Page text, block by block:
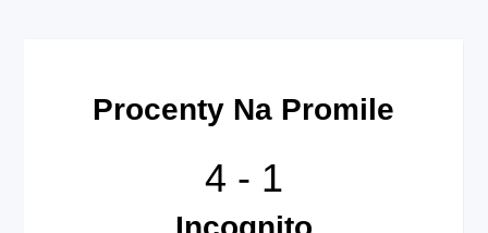
Procenty Na Promile
4 - 1